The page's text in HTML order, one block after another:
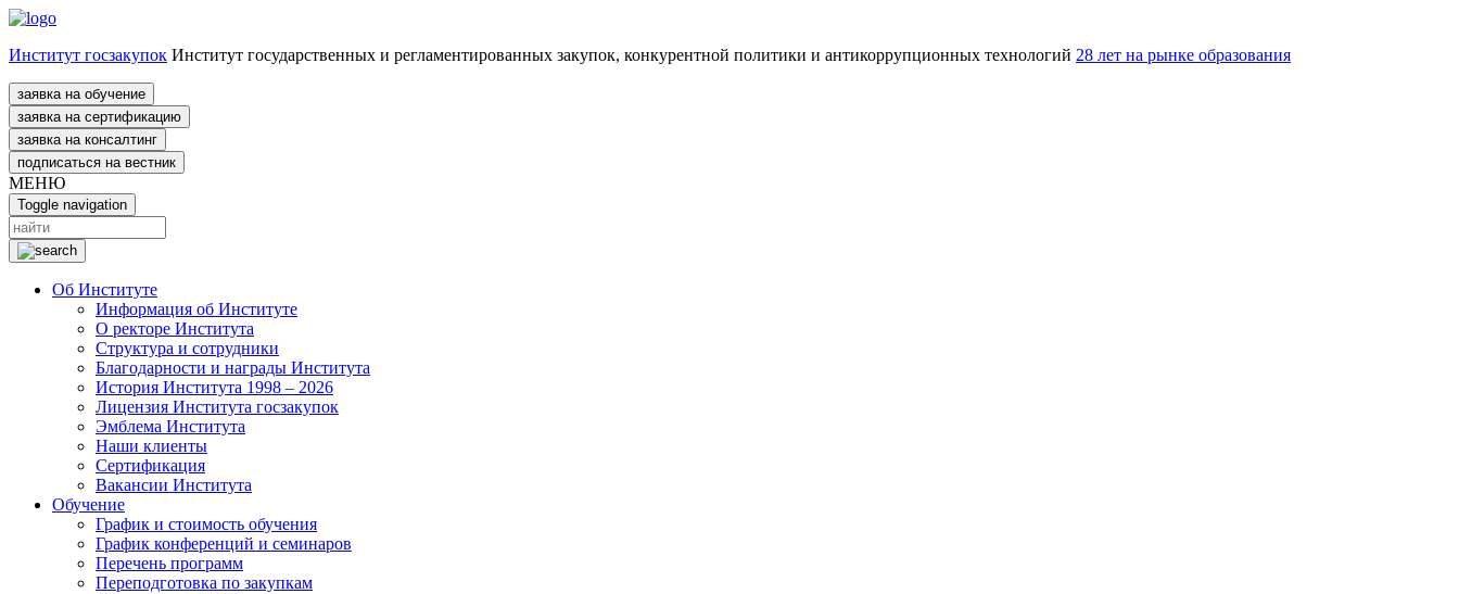
Институт госзакупок Институт государственных и регламентированных закупок, конкурентной политики и антикоррупционных технологий 28 лет на рынке образования
заявка на обучение
заявка на сертификацию
заявка на консалтинг
подписаться на вестник
МЕНЮ
Toggle navigation
Об Институте
Информация об Институте
О ректоре Института
Структура и сотрудники
Благодарности и награды Института
История Института 1998 – 2026
Лицензия Института госзакупок
Эмблема Института
Наши клиенты
Сертификация
Вакансии Института
Обучение
График и стоимость обучения
График конференций и семинаров
Перечень программ
Переподготовка по закупкам